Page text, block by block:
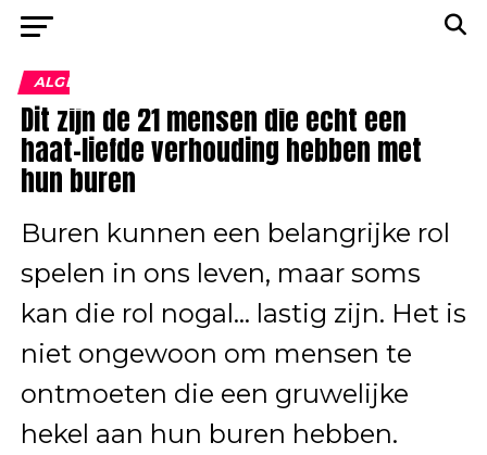
ALGEMEEN
Dit zijn de 21 mensen die echt een
haat-liefde verhouding hebben met
hun buren
Buren kunnen een belangrijke rol
spelen in ons leven, maar soms
kan die rol nogal… lastig zijn. Het is
niet ongewoon om mensen te
ontmoeten die een gruwelijke
hekel aan hun buren hebben.